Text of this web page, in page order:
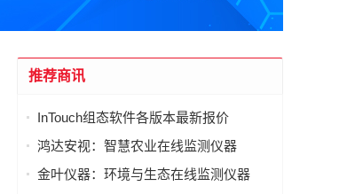
推荐商讯
InTouch组态软件各版本最新报价
鸿达安视：智慧农业在线监测仪器
金叶仪器：环境与生态在线监测仪器